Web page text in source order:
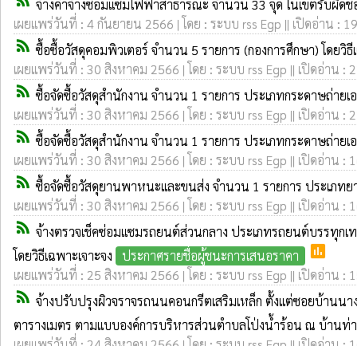
จ้างค่าจ้างซ่อมแซมไฟฟ้าสาธารณะ จำนวน 33 จุด ในเขตรับผิด
เผยแพร่วันที่ : 4 กันยายน 2566 | โดย : ระบบ rss Egp || เปิดอ่าน :
rss_feed ซื้อซื้อวัสดุคอมพิวเตอร์ จำนวน 5 รายการ (กองการศึกษา) โดยวิธี
เผยแพร่วันที่ : 30 สิงหาคม 2566 | โดย : ระบบ rss Egp || เปิดอ่าน :
rss_feed ซื้อจัดซื้อวัสดุสำนักงาน จำนวน 1 รายการ ประเภทกระดาษถ่าย
เผยแพร่วันที่ : 30 สิงหาคม 2566 | โดย : ระบบ rss Egp || เปิดอ่าน :
rss_feed ซื้อจัดซื้อวัสดุสำนักงาน จำนวน 1 รายการ ประเภทกระดาษถ่ายเ
เผยแพร่วันที่ : 30 สิงหาคม 2566 | โดย : ระบบ rss Egp || เปิดอ่าน :
rss_feed ซื้อจัดซื้อวัสดุยานพาหนะและขนส่ง จำนวน 1 รายการ ประเภท
เผยแพร่วันที่ : 30 สิงหาคม 2566 | โดย : ระบบ rss Egp || เปิดอ่าน :
rss_feed จ้างตรวจเช็คซ่อมแซมรถยนต์ส่วนกลาง ประเภทรถยนต์บรรทุก
โดยวิธีเฉพาะเจาะจง
ประกาศรายชื่อผู้ชนะการเสนอราคา poll
เผยแพร่วันที่ : 25 สิงหาคม 2566 | โดย : ระบบ rss Egp || เปิดอ่าน :
rss_feed จ้างปรับปรุงผิวจราจรถนนคอนกรีตเสริมเหล็ก ตั้งแต่ซอยบ้านน
ตารางเมตร ตามแบบองค์การบริหารส่วนตำบลโป่งน้ำร้อน ณ บ้านท่